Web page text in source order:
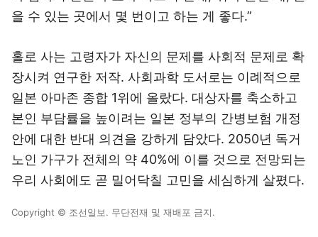
을 수 있는 곳에서 몇 번이고 하는 게 좋다.”
홀로 사는 고령자가 자신의 문제를 사회적 문제로 확
장시켜 연구한 저작. 사회과학 도서로는 이례적으로
일본 아마존 종합 1위에 올랐다. 대상자를 축소하고
본인 부담률을 높이려는 일본 정부의 간병보험 개정
안에 대한 반대 의견을 강하게 담았다. 2050년 독거
노인 가구가 전체의 약 40%에 이를 것으로 전망되는
우리 사회에도 곧 밀어닥칠 고민을 세심하게 살폈다.
Copyright © 조선일보. 무단전재 및 재배포 금지.